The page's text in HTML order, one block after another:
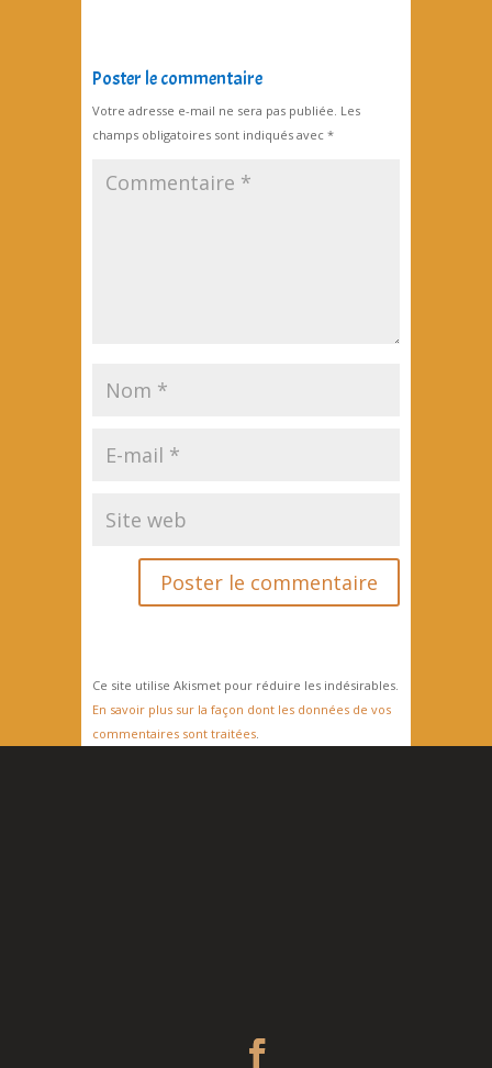
Poster le commentaire
Votre adresse e-mail ne sera pas publiée. Les
champs obligatoires sont indiqués avec *
Ce site utilise Akismet pour réduire les indésirables.
En savoir plus sur la façon dont les données de vos
commentaires sont traitées.